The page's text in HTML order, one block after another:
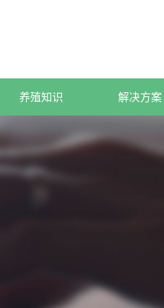
养殖知识 解决方案